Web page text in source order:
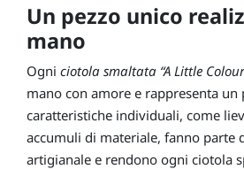
Un pezzo unico
mano
Ogni ciotola smaltata “A Little
mano con amore e rappresenta un
caratteristiche individuali, come
accumuli di materiale, fanno parte
artigianale e rendono ogni ciotola